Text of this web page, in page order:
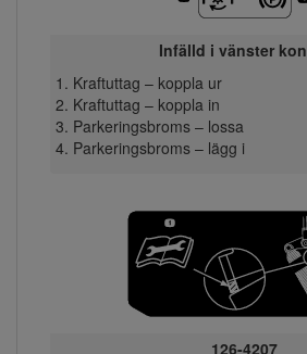
Infälld i vänster
Kraftuttag – koppla ur
Kraftuttag – koppla in
Parkeringsbroms – lossa
Parkeringsbroms – lägg i
126-4207